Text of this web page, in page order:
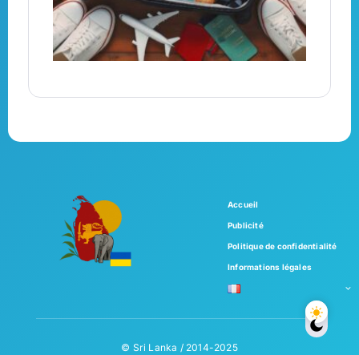
Accueil
Publicité
Politique de confidentialité
Informations légales
© Sri Lanka / 2014-2025